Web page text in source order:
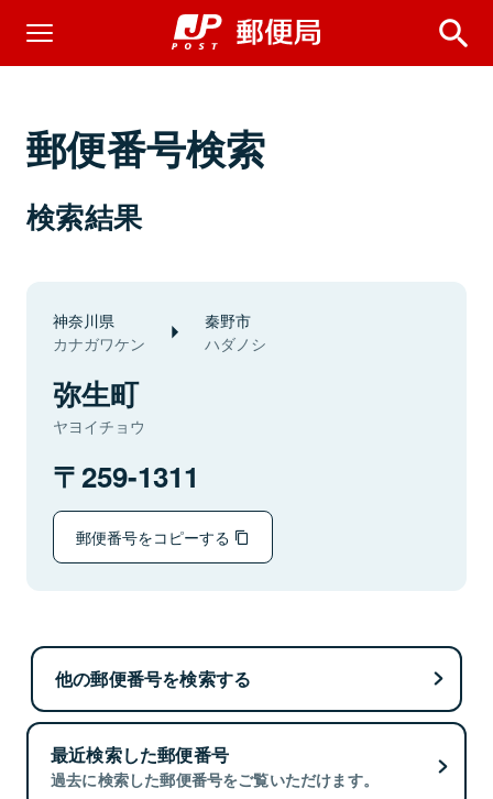
郵便番号検索
検索結果
神奈川県
カナガワケン
秦野市
ハダノシ
弥生町
ヤヨイチョウ
259-1311
郵便番号をコピーする
他の郵便番号を検索する
最近検索した郵便番号
過去に検索した郵便番号をご覧いただけます。